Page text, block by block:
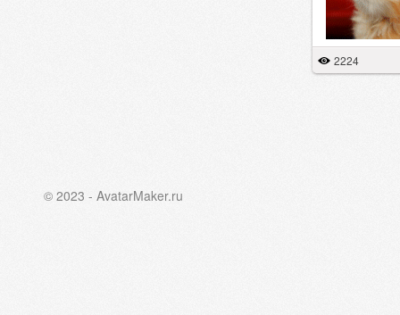
2224
© 2023 - AvatarMaker.ru